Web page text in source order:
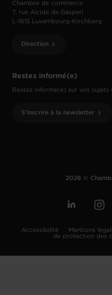
Restez informé(e)
Restez informé(e) sur vos sujets
S'inscrire à la newsletter
Chambre de commerce
7, rue Alcide de Gasperi
L-1615 Luxembourg-Kirchberg
Direction
2026 ©
Accessibilité Mentions
de protection des